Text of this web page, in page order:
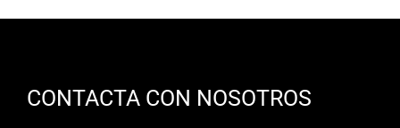
CONTACTA CON NOSOTROS